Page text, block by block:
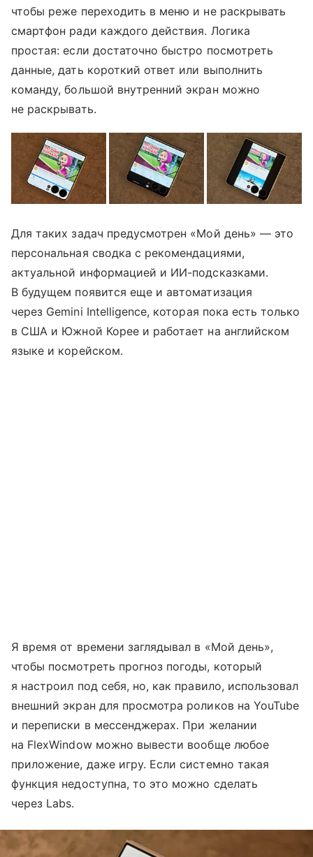
чтобы реже переходить в меню и не раскрывать
смартфон ради каждого действия. Логика
простая: если достаточно быстро посмотреть
данные, дать короткий ответ или выполнить
команду, большой внутренний экран можно
не раскрывать.
Для таких задач предусмотрен «Мой день» — это
персональная сводка с рекомендациями,
актуальной информацией и ИИ-подсказками.
В будущем появится еще и автоматизация
через Gemini Intelligence, которая пока есть только
в США и Южной Корее и работает на английском
языке и корейском.
Я время от времени заглядывал в «Мой день»,
чтобы посмотреть прогноз погоды, который
я настроил под себя, но, как правило, использовал
внешний экран для просмотра роликов на YouTube
и переписки в мессенджерах. При желании
на FlexWindow можно вывести вообще любое
приложение, даже игру. Если системно такая
функция недоступна, то это можно сделать
через Labs.